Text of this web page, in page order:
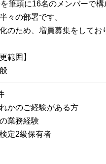
筆頭に16名のメンバーで
々の部署です。
のため、増員募集をしてお
範囲】
かのご経験がある方
業務経験
定2級保有者